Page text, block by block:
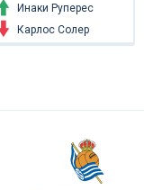
Инаки Руперес
Карлос Солер